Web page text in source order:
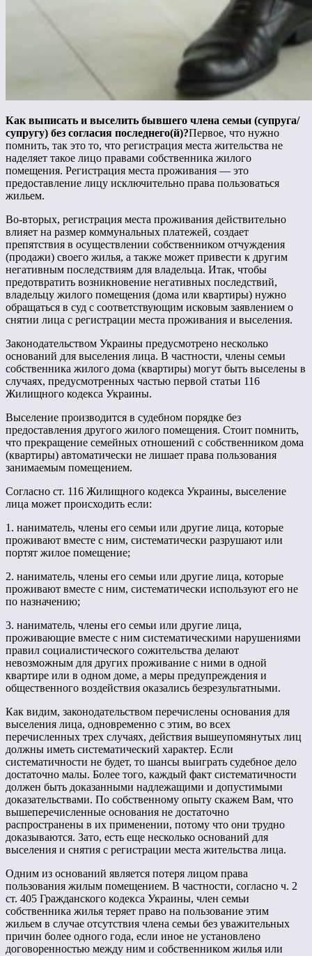
Как выписать и выселить бывшего члена семьи (супруга/
супругу) без согласия последнего(й)?Первое, что нужно
помнить, так это то, что регистрация места жительства не
наделяет такое лицо правами собственника жилого
помещения. Регистрация места проживания — это
предоставление лицу исключительно права пользоваться
жильем.
Во-вторых, регистрация места проживания действительно
влияет на размер коммунальных платежей, создает
препятствия в осуществлении собственником отчуждения
(продажи) своего жилья, а также может привести к другим
негативным последствиям для владельца. Итак, чтобы
предотвратить возникновение негативных последствий,
владельцу жилого помещения (дома или квартиры) нужно
обращаться в суд с соответствующим исковым заявлением о
снятии лица с регистрации места проживания и выселения.
Законодательством Украины предусмотрено несколько
оснований для выселения лица. В частности, члены семьи
собственника жилого дома (квартиры) могут быть выселены в
случаях, предусмотренных частью первой статьи 116
Жилищного кодекса Украины.
Выселение производится в судебном порядке без
предоставления другого жилого помещения. Стоит помнить,
что прекращение семейных отношений с собственником дома
(квартиры) автоматически не лишает права пользования
занимаемым помещением.
Согласно ст. 116 Жилищного кодекса Украины, выселение
лица может происходить если:
1. наниматель, члены его семьи или другие лица, которые
проживают вместе с ним, систематически разрушают или
портят жилое помещение;
2. наниматель, члены его семьи или другие лица, которые
проживают вместе с ним, систематически используют его не
по назначению;
3. наниматель, члены его семьи или другие лица,
проживающие вместе с ним систематическими нарушениями
правил социалистического сожительства делают
невозможным для других проживание с ними в одной
квартире или в одном доме, а меры предупреждения и
общественного воздействия оказались безрезультатными.
Как видим, законодательством перечислены основания для
выселения лица, одновременно с этим, во всех
перечисленных трех случаях, действия вышеупомянутых лиц
должны иметь систематический характер. Если
систематичности не будет, то шансы выиграть судебное дело
достаточно малы. Более того, каждый факт систематичности
должен быть доказанными надлежащими и допустимыми
доказательствами. По собственному опыту скажем Вам, что
вышеперечисленные основания не достаточно
распространены в их применении, потому что они трудно
доказываются. Зато, есть еще несколько оснований для
выселения и снятия с регистрации места жительства лица.
Одним из оснований является потеря лицом права
пользования жилым помещением. В частности, согласно ч. 2
ст. 405 Гражданского кодекса Украины, член семьи
собственника жилья теряет право на пользование этим
жильем в случае отсутствия члена семьи без уважительных
причин более одного года, если иное не установлено
договоренностью между ним и собственником жилья или